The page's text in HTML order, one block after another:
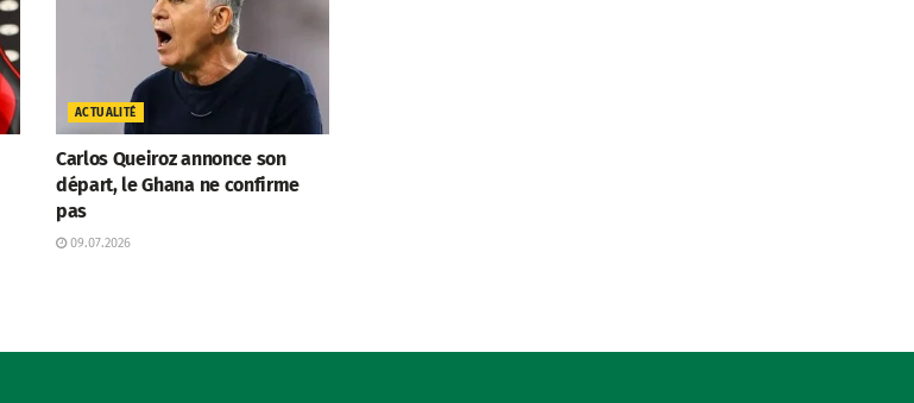
ACTUALITÉ
Carlos Queiroz annonce son
départ, le Ghana ne confirme
pas
09.07.2026